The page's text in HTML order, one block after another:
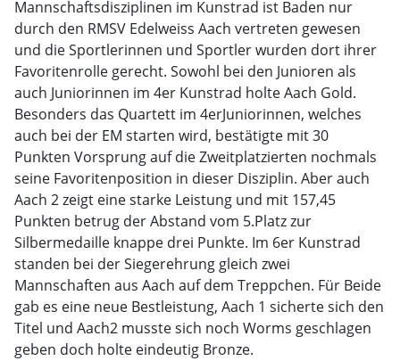
Mannschaftsdisziplinen im Kunstrad ist Baden nur
durch den RMSV Edelweiss Aach vertreten gewesen
und die Sportlerinnen und Sportler wurden dort ihrer
Favoritenrolle gerecht. Sowohl bei den Junioren als
auch Juniorinnen im 4er Kunstrad holte Aach Gold.
Besonders das Quartett im 4erJuniorinnen, welches
auch bei der EM starten wird, bestätigte mit 30
Punkten Vorsprung auf die Zweitplatzierten nochmals
seine Favoritenposition in dieser Disziplin. Aber auch
Aach 2 zeigt eine starke Leistung und mit 157,45
Punkten betrug der Abstand vom 5.Platz zur
Silbermedaille knappe drei Punkte. Im 6er Kunstrad
standen bei der Siegerehrung gleich zwei
Mannschaften aus Aach auf dem Treppchen. Für Beide
gab es eine neue Bestleistung, Aach 1 sicherte sich den
Titel und Aach2 musste sich noch Worms geschlagen
geben doch holte eindeutig Bronze.